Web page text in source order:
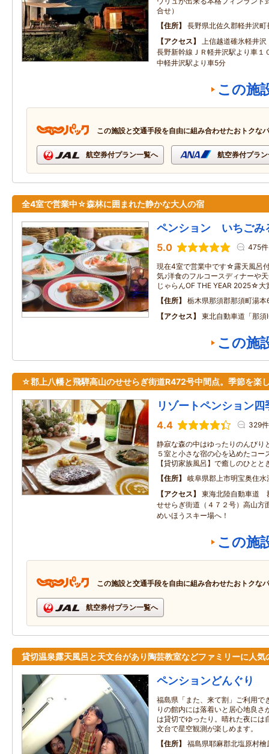
合せ）
住所
長野県北佐久郡軽井沢
アクセス
上信越道碓氷軽井
長野新幹線ＪＲ軽井沢駅より車
中軽井沢駅より車5分
この施
この施設と交通手段を自由に組み合わせたおトクな
航空券付プラン一覧へ 航空券付プラ
全4室で営業中☆森林に囲まれた静かな大人の宿
ペンション いちごみ
5.0 475件
現在4室で営業中です☆露天風呂
気♪洋食のフルコースディナーや
じゃらんOF THE YEAR 2025☆大
住所
栃木県那須郡那須町湯
アクセス
東北自動車道「那須
この施
☆郡上八幡と飛騨高山のせせらぎ街道R472号中間点。季節を楽
リゾートペンション四
4.4 329件
静寂な森の中はゆったりのんびり
５室と小さな宿の心を込めたコー
【貸切家族風呂】で癒しのひとと
住所
岐阜県郡上市明宝奥住水
アクセス
東海北陸自動車道
せせらぎ街道（４７２号）高山
めいほうスキー場へ！
この施
この施設と交通手段を自由に組み合わせたおトクな
航空券付プラン一覧へ
貸切温泉露天風呂と天文台があり陶芸教室などファミリーに人気
ペンションどんぐり
福島県「また、来て割」ご利用で
りの館内には落着いと居心地良さ
は貸切でゆったり。晴れた夜には
文台で星空観測が楽しめます。
住所
福島県耶麻郡北塩原村